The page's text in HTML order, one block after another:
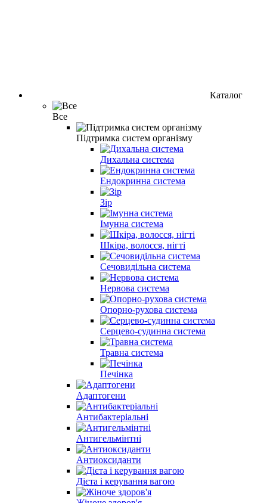
Каталог
Все
Підтримка систем організму
Дихальна система
Ендокринна система
Зір
Імунна система
Шкіра, волосся, нігті
Сечовидільна система
Нервова система
Опорно-рухова система
Серцево-судинна система
Травна система
Печінка
Адаптогени
Антибактеріальні
Антигельмінтні
Антиоксиданти
Дієта і керування вагою